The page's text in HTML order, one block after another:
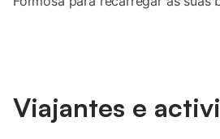
Viajantes e